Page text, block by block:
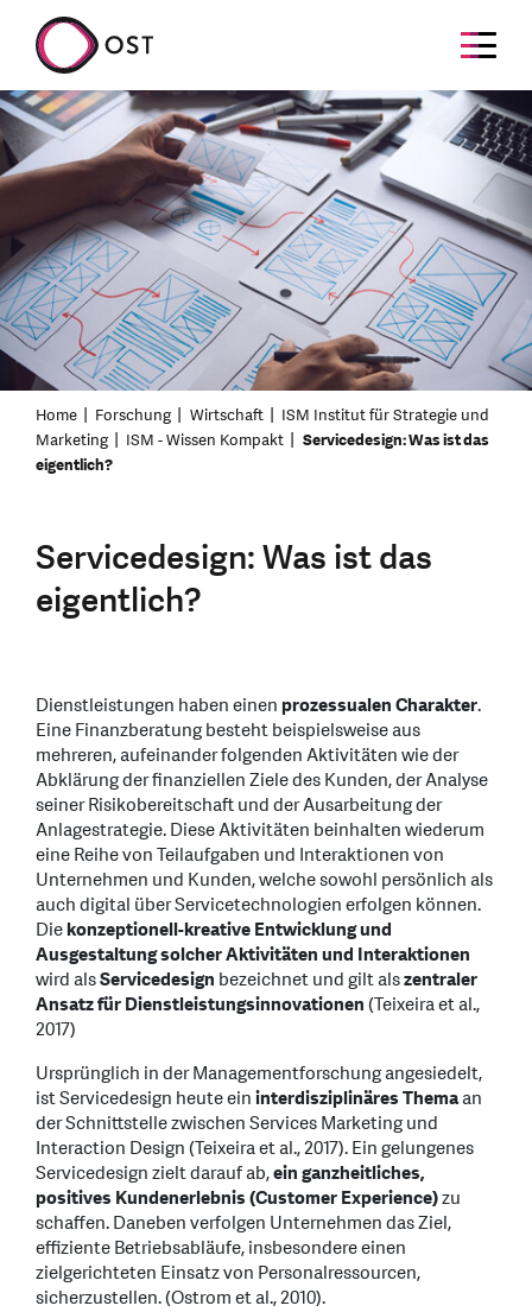
Home Forschung Wirtschaft
ISM Institut für Strategie und
Marketing
ISM - Wissen Kompakt
Servicedesign: Was ist das
eigentlich?
Servicedesign: Was ist das
eigentlich?
Dienstleistungen haben einenprozessualen Charakter.
Eine Finanzberatung besteht beispielsweise aus
mehreren, aufeinander folgenden Aktivitäten wie der
Abklärung der finanziellen Ziele des Kunden, der Analyse
seiner Risikobereitschaft und der Ausarbeitung der
Anlagestrategie. Diese Aktivitäten beinhalten wiederum
eine Reihe von Teilaufgaben und Interaktionen von
Unternehmen und Kunden, welche sowohl persönlich als
auch digital über Servicetechnologien erfolgen können.
Diekonzeptionell-kreative Entwicklung und
Ausgestaltung solcher Aktivitäten und Interaktionen
wird alsServicedesign bezeichnet und gilt alszentraler
Ansatz für Dienstleistungsinnovationen(Teixeira et al.,
2017)
Ursprünglich in der Managementforschung angesiedelt,
ist Servicedesign heute eininterdisziplinäres Themaan
der Schnittstelle zwischen Services Marketing und
Interaction Design (Teixeira et al., 2017). Ein gelungenes
Servicedesign zielt darauf ab,ein ganzheitliches,
positives Kundenerlebnis (Customer Experience)zu
schaffen. Daneben verfolgen Unternehmen das Ziel,
effiziente Betriebsabläufe, insbesondere einen
zielgerichteten Einsatz von Personalressourcen,
sicherzustellen. (Ostrom et al., 2010).